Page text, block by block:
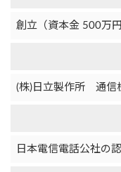
創立（資本金 500
(株)日立製作所 通信
日本電信電話公社の